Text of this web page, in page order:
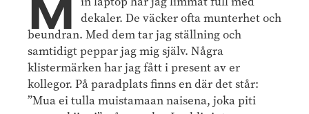
dekaler. De väcker ofta munterhet och
beundran. Med dem tar jag ställning och
samtidigt peppar jag mig själv. Några
klistermärken har jag fått i present av er
kollegor. På paradplats finns en där det står:
”Mua ei tulla muistamaan naisena, joka piti